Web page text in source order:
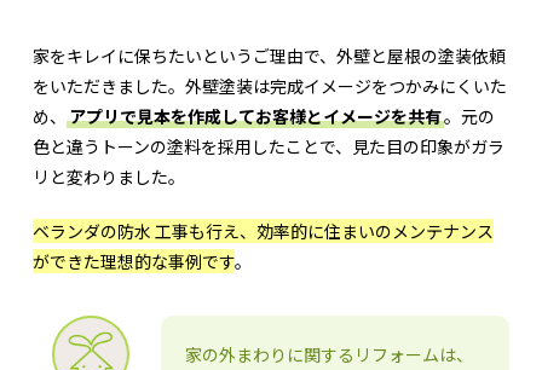
家をキレイに保ちたいというご理由で、外壁と屋根の塗装依頼
をいただきました。外壁塗装は完成イメージをつかみにくいた
め、 アプリで見本を作成してお客様とイメージを共有。元の
色と違うトーンの塗料を採用したことで、見た目の印象がガラ
リと変わりました。
ベランダの防水 工事も行え、効率的に住まいのメンテナンス
ができた理想的な事例です。
家の外まわりに関するリフォームは、